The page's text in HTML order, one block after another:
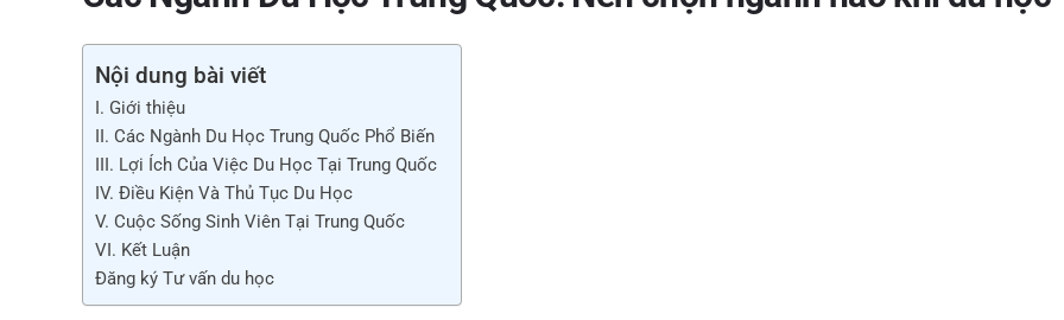
e
e
e
Nội dung bài viết
I. Giới thiệu
II. Các Ngành Du Học Trung Quốc Phổ Biến
III. Lợi Ích Của Việc Du Học Tại Trung Quốc
IV. Điều Kiện Và Thủ Tục Du Học
V. Cuộc Sống Sinh Viên Tại Trung Quốc
VI. Kết Luận
Đăng ký Tư vấn du học